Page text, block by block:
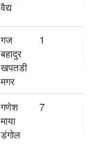
वैद्य
गज
बहादुर
खपतडी
मगर
1
गणेश
माया
डंगोल
7